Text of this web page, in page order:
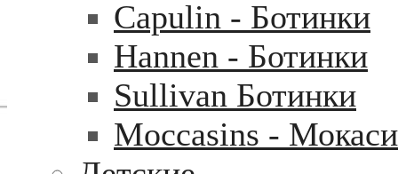
Capulin - Ботинки
Hannen - Ботинки
Sullivan Ботинки
Moccasins -